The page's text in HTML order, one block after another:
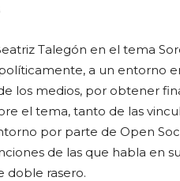
Talegón en el tema
a un entorno
los medios, por obtener
el tema, tanto de las
por parte de Open
de las que habla en
doble rasero.